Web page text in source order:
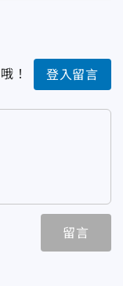
！ 登入留言
留言